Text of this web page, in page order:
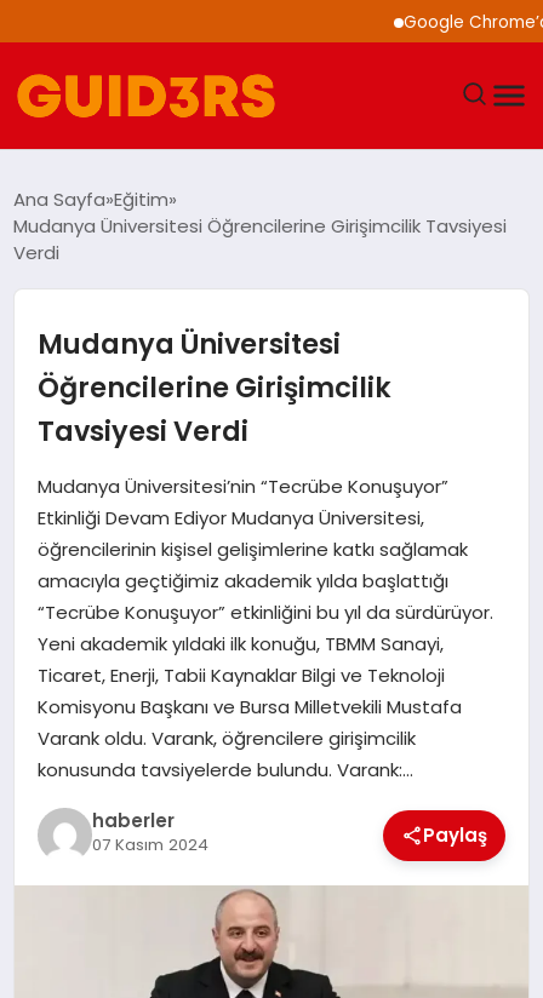
Google Chrome’a
YAŞAM
SPOR
SAĞLIK
EKONOMI
MAGAZIN
EĞITIM
Ana Sayfa Eğitim
Mudanya Üniversitesi Öğrencilerine Girişimcilik Tavsiyesi
Verdi
Mudanya Üniversitesi
Öğrencilerine Girişimcilik
Tavsiyesi Verdi
Mudanya Üniversitesi’nin “Tecrübe Konuşuyor”
Etkinliği Devam Ediyor Mudanya Üniversitesi,
öğrencilerinin kişisel gelişimlerine katkı sağlamak
amacıyla geçtiğimiz akademik yılda başlattığı
“Tecrübe Konuşuyor” etkinliğini bu yıl da sürdürüyor.
Yeni akademik yıldaki ilk konuğu, TBMM Sanayi,
Ticaret, Enerji, Tabii Kaynaklar Bilgi ve Teknoloji
Komisyonu Başkanı ve Bursa Milletvekili Mustafa
Varank oldu. Varank, öğrencilere girişimcilik
konusunda tavsiyelerde bulundu. Varank:…
haberler
07 Kasım 2024 Paylaş